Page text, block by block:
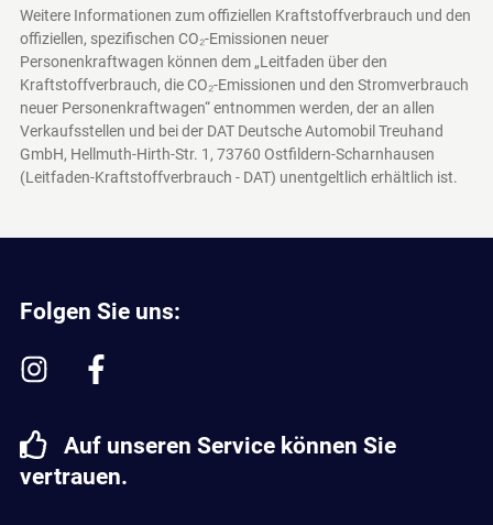
Weitere Informationen zum offiziellen Kraftstoffverbrauch und den
offiziellen, spezifischen CO₂-Emissionen neuer
Personenkraftwagen können dem „Leitfaden über den
Kraftstoffverbrauch, die CO₂-Emissionen und den Stromverbrauch
neuer Personenkraftwagen“ entnommen werden, der an allen
Verkaufsstellen und bei der DAT Deutsche Automobil Treuhand
GmbH, Hellmuth-Hirth-Str. 1, 73760 Ostfildern-Scharnhausen
(Leitfaden-Kraftstoffverbrauch - DAT) unentgeltlich erhältlich ist.
Folgen Sie uns:
Auf unseren Service können Sie
vertrauen.